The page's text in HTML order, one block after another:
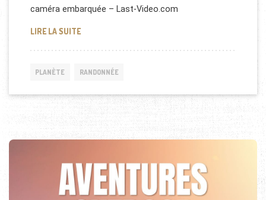
caméra embarquée – Last-Video.com
LIRE LA SUITECAMÉRA EMBARQUÉE SUR UN AIGLE (VIDÉO)
PLANÈTE RANDONNÉE